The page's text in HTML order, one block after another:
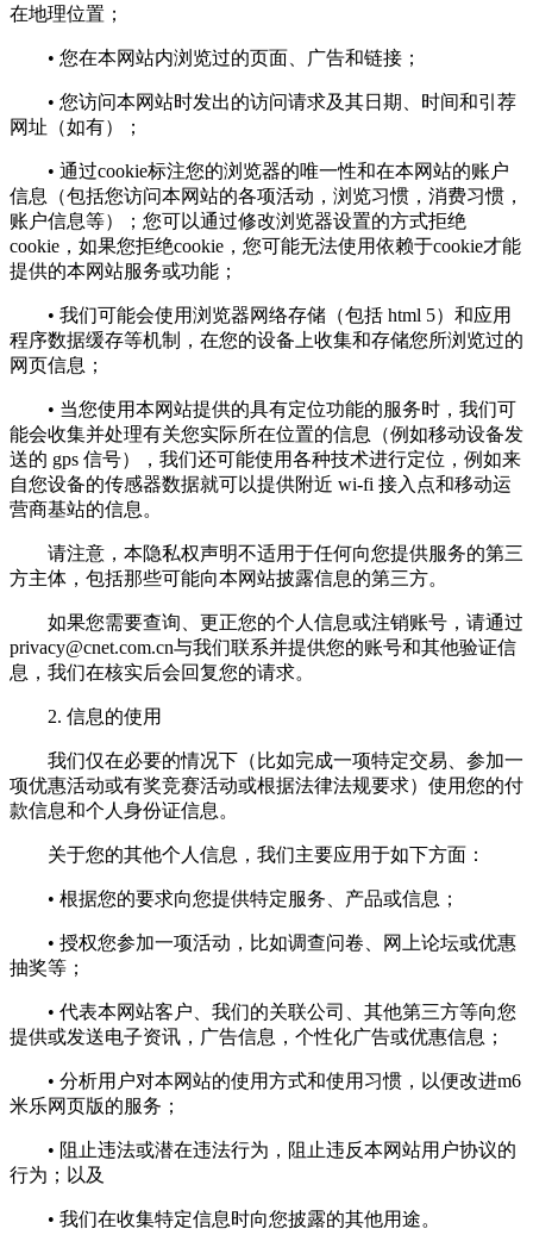
在地理位置；
• 您在本网站内浏览过的页面、广告和链接；
• 您访问本网站时发出的访问请求及其日期、时间和引荐
网址（如有）；
• 通过cookie标注您的浏览器的唯一性和在本网站的账户
信息（包括您访问本网站的各项活动，浏览习惯，消费习惯，
账户信息等）；您可以通过修改浏览器设置的方式拒绝
cookie，如果您拒绝cookie，您可能无法使用依赖于cookie才能
提供的本网站服务或功能；
• 我们可能会使用浏览器网络存储（包括 html 5）和应用
程序数据缓存等机制，在您的设备上收集和存储您所浏览过的
网页信息；
• 当您使用本网站提供的具有定位功能的服务时，我们可
能会收集并处理有关您实际所在位置的信息（例如移动设备发
送的 gps 信号），我们还可能使用各种技术进行定位，例如来
自您设备的传感器数据就可以提供附近 wi-fi 接入点和移动运
营商基站的信息。
请注意，本隐私权声明不适用于任何向您提供服务的第三
方主体，包括那些可能向本网站披露信息的第三方。
如果您需要查询、更正您的个人信息或注销账号，请通过
privacy@cnet.com.cn与我们联系并提供您的账号和其他验证信
息，我们在核实后会回复您的请求。
2. 信息的使用
我们仅在必要的情况下（比如完成一项特定交易、参加一
项优惠活动或有奖竞赛活动或根据法律法规要求）使用您的付
款信息和个人身份证信息。
关于您的其他个人信息，我们主要应用于如下方面：
• 根据您的要求向您提供特定服务、产品或信息；
• 授权您参加一项活动，比如调查问卷、网上论坛或优惠
抽奖等；
• 代表本网站客户、我们的关联公司、其他第三方等向您
提供或发送电子资讯，广告信息，个性化广告或优惠信息；
• 分析用户对本网站的使用方式和使用习惯，以便改进m6
米乐网页版的服务；
• 阻止违法或潜在违法行为，阻止违反本网站用户协议的
行为；以及
• 我们在收集特定信息时向您披露的其他用途。